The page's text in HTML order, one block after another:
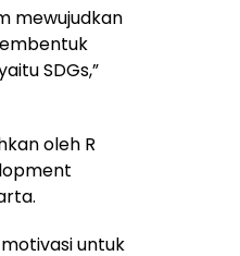
mewujudkan
SDGs,”
oleh R
untuk